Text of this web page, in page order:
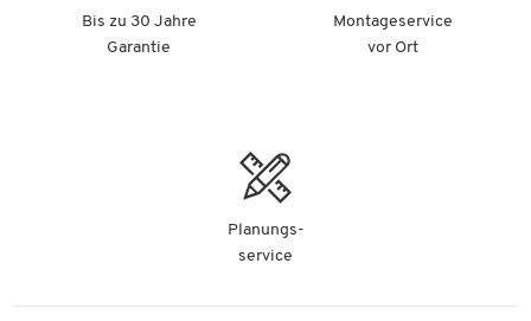
Bis zu 30 Jahre
Garantie
Montageservice
vor Ort
Planungs-
service